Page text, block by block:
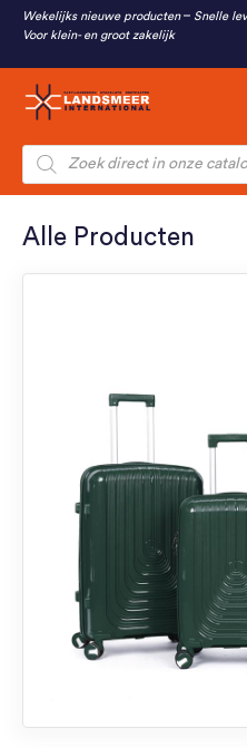
Wekelijks nieuwe producten
Snelle
Voor klein- en groot zakelijk
Producten
zoeken
Alle Producten